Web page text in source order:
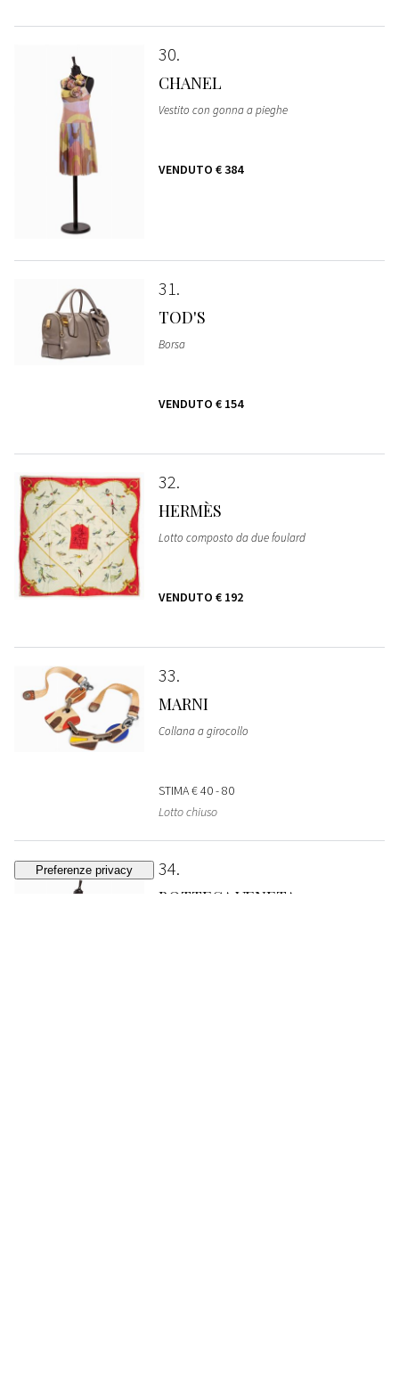
30
CHANEL
Vestito con gonna a pieghe
VENDUTO € 384
31
TOD'S
Borsa
VENDUTO € 154
32
HERMÈS
Lotto composto da due foulard
VENDUTO € 192
33
MARNI
Collana a girocollo
STIMA€ 40 - 80
Lotto chiuso
34
BOTTEGA VENETA